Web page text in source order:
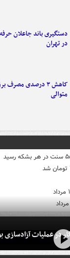
دستگیری باند جاعلان
در تهران
کاهش ۳ درصدی
متوالی
در عملیات آزادسازی